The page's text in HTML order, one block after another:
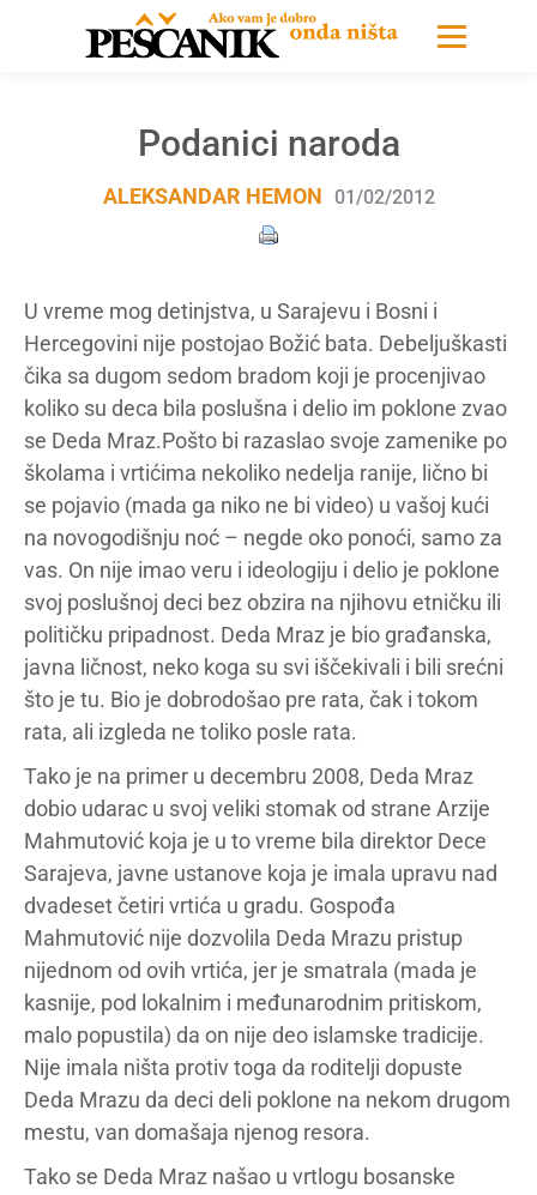
Podanici naroda
ALEKSANDAR HEMON 01/02/2012
U vreme mog detinjstva, u Sarajevu i Bosni i
Hercegovini nije postojao Božić bata. Debeljuškasti
čika sa dugom sedom bradom koji je procenjivao
koliko su deca bila poslušna i delio im poklone zvao
se Deda Mraz.Pošto bi razaslao svoje zamenike po
školama i vrtićima nekoliko nedelja ranije, lično bi
se pojavio (mada ga niko ne bi video) u vašoj kući
na novogodišnju noć – negde oko ponoći, samo za
vas. On nije imao veru i ideologiju i delio je poklone
svoj poslušnoj deci bez obzira na njihovu etničku ili
političku pripadnost. Deda Mraz je bio građanska,
javna ličnost, neko koga su svi iščekivali i bili srećni
što je tu. Bio je dobrodošao pre rata, čak i tokom
rata, ali izgleda ne toliko posle rata.
Tako je na primer u decembru 2008, Deda Mraz
dobio udarac u svoj veliki stomak od strane Arzije
Mahmutović koja je u to vreme bila direktor Dece
Sarajeva, javne ustanove koja je imala upravu nad
dvadeset četiri vrtića u gradu. Gospođa
Mahmutović nije dozvolila Deda Mrazu pristup
nijednom od ovih vrtića, jer je smatrala (mada je
kasnije, pod lokalnim i međunarodnim pritiskom,
malo popustila) da on nije deo islamske tradicije.
Nije imala ništa protiv toga da roditelji dopuste
Deda Mrazu da deci deli poklone na nekom drugom
mestu, van domašaja njenog resora.
Tako se Deda Mraz našao u vrtlogu bosanske